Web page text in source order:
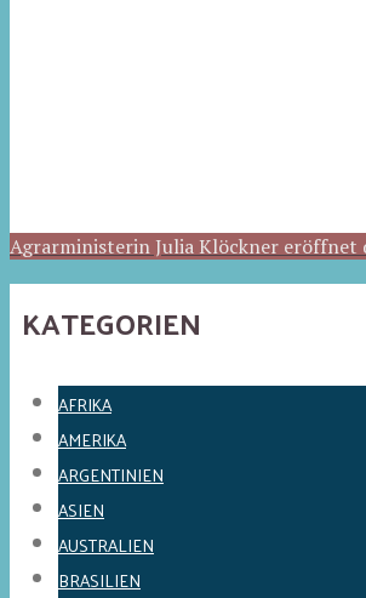
Agrarministerin Julia Klöckner eröffnet
KATEGORIEN
AFRIKA
AMERIKA
ARGENTINIEN
ASIEN
AUSTRALIEN
BRASILIEN